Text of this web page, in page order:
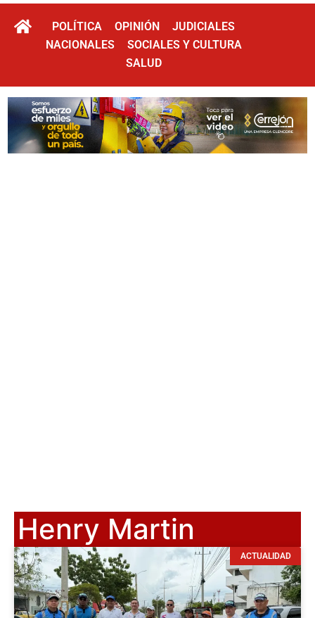
POLÍTICA OPINIÓN
JUDICIALES
NACIONALES
SOCIALES Y CULTURA
SALUD
Henry Martin
ACTUALIDAD